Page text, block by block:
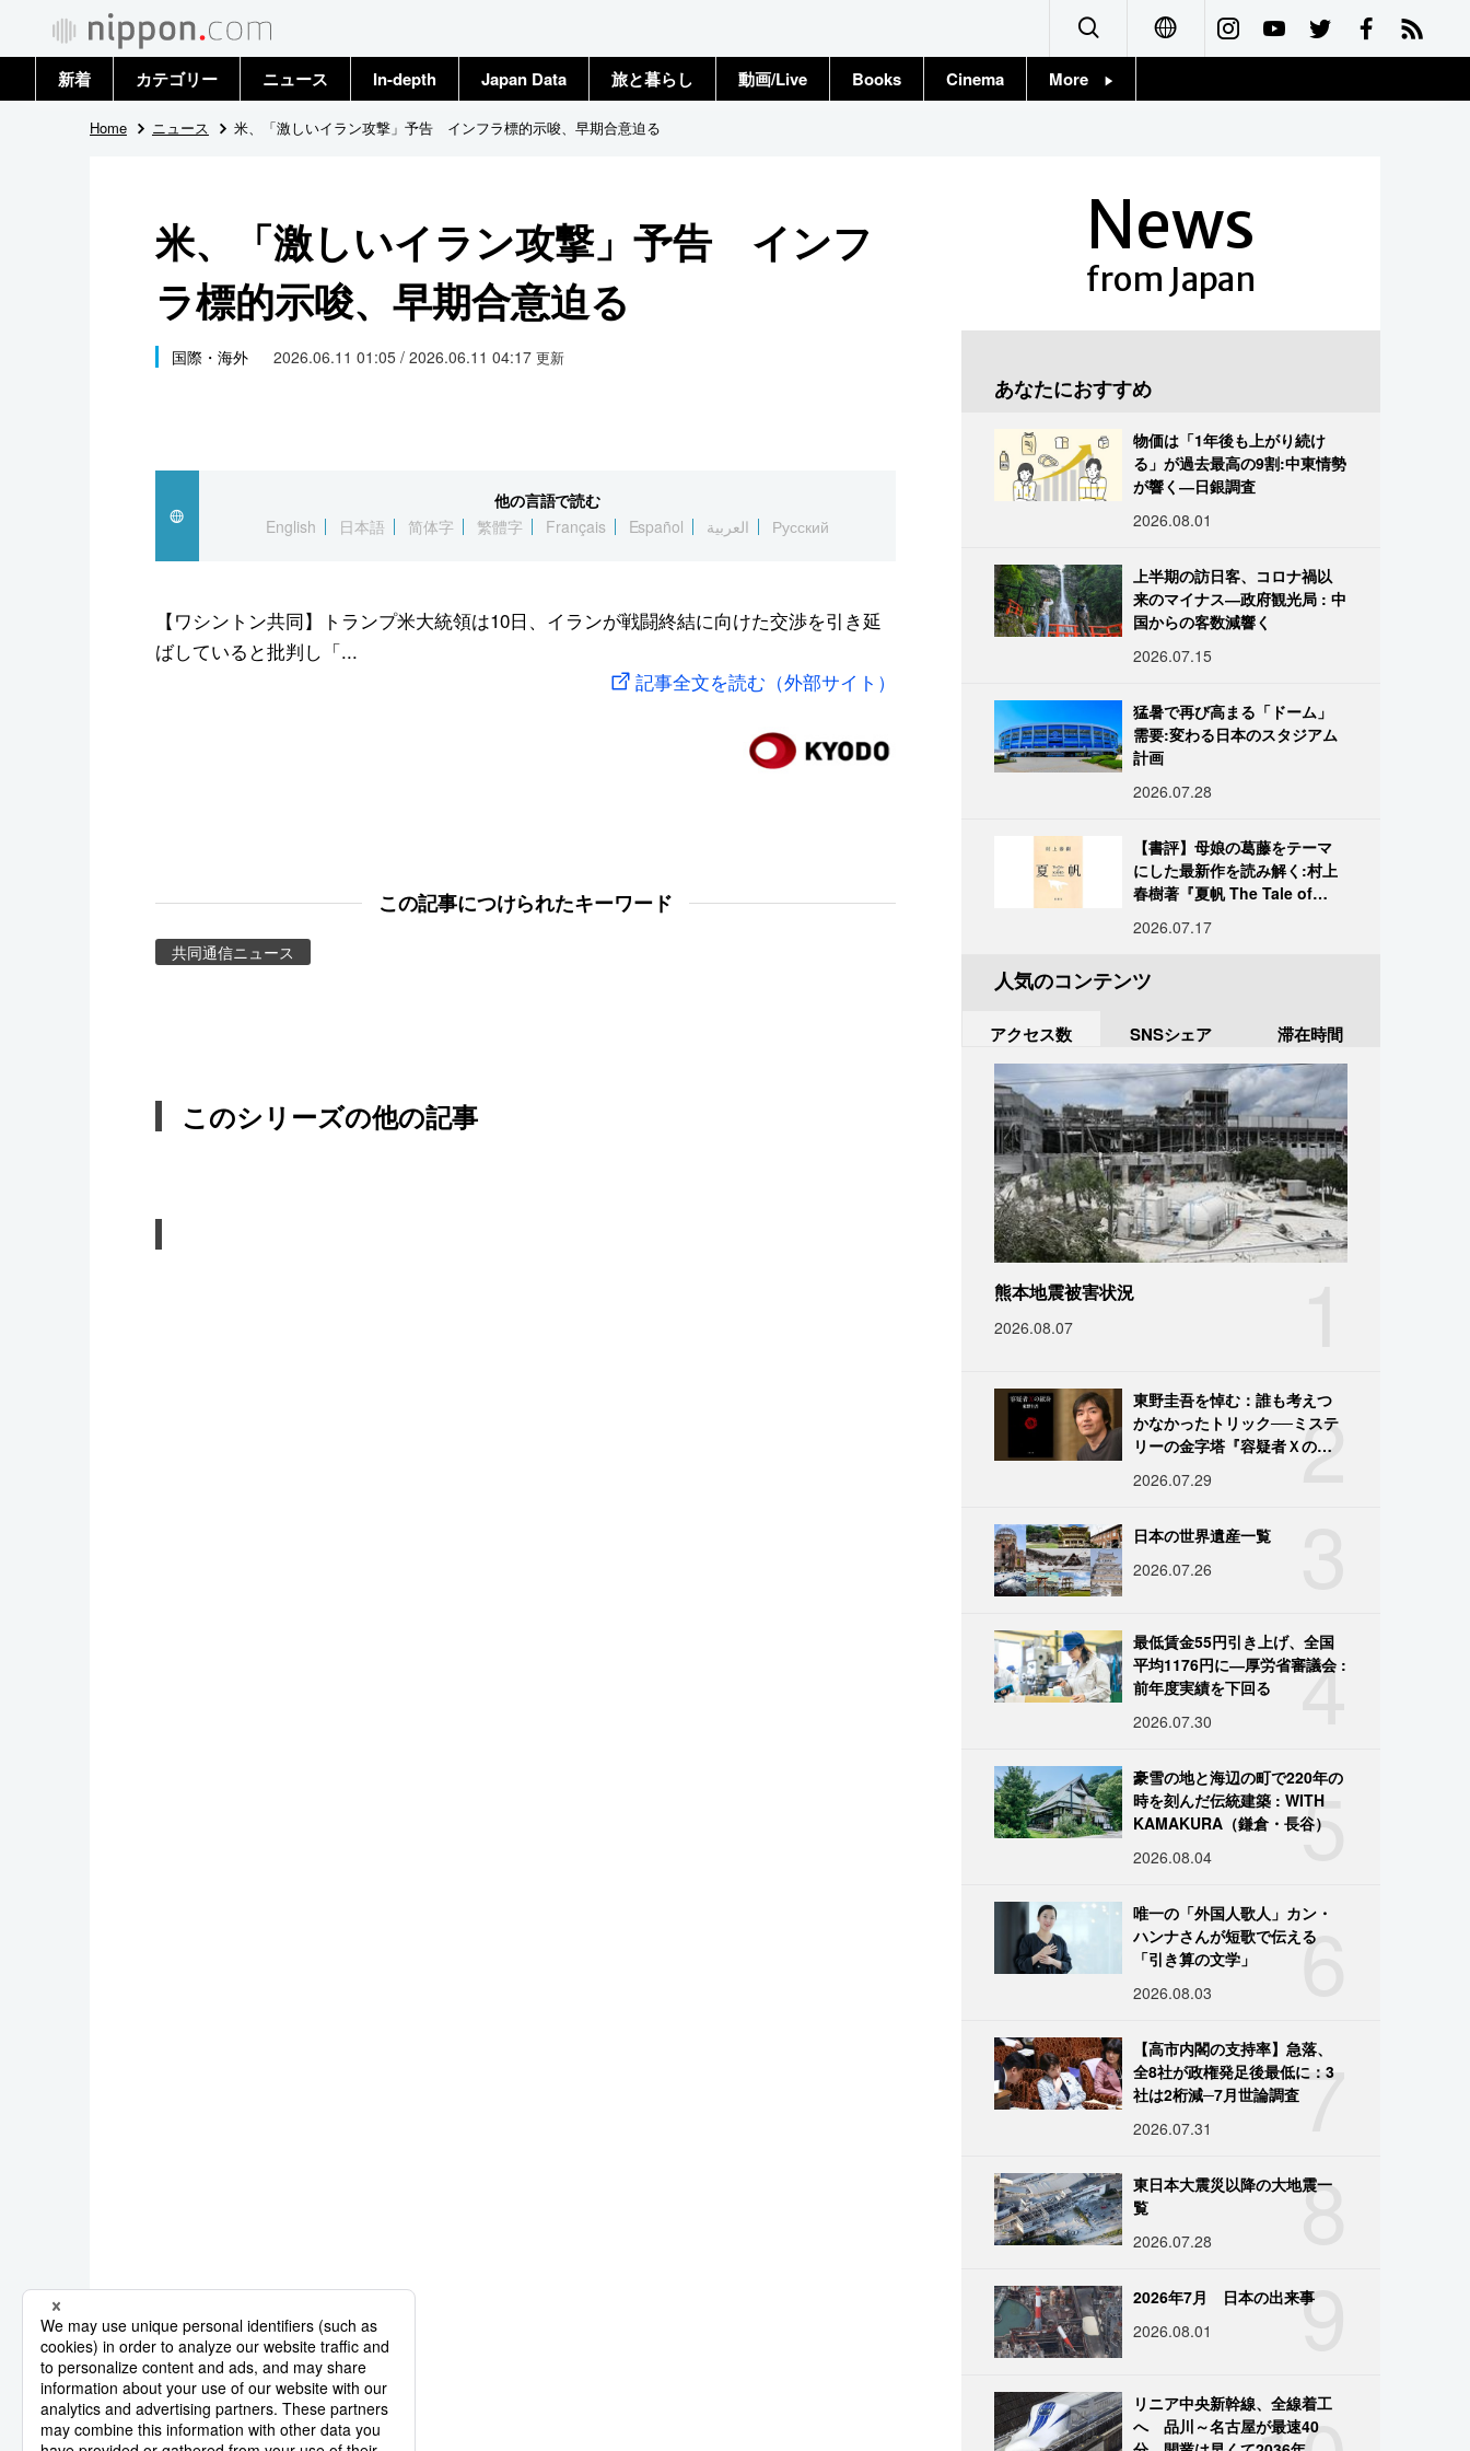
Français
新着 カテゴリー
政治・外交
国際
社会
文化
スポーツ・東京2020
ニュース
トップ
In-depth Japan Data 旅と暮らし 動画/Live Books Cinema More
Home ニュース 米、「激しいイラン攻撃」予告 インフラ標的示唆、早期合意迫る
米、「激しいイラン攻撃」予告 インフ
ラ標的示唆、早期合意迫る
国際・海外 2026.06.11 01:05 / 2026.06.11 04:17 更新
他の言語で読む
English
日本語 简体字 繁體字 Français Español العربية Русский
【ワシントン共同】トランプ米大統領は10日、イランが戦闘終結に向けた交渉を引き延
ばしていると批判し「...
記事全文を読む（外部サイト）
この記事につけられたキーワード
共同通信ニュース
このシリーズの他の記事
News
from Japan
あなたにおすすめ
物価は「1年後も上がり続け
る」が過去最高の9割:中東情勢
が響く―日銀調査
2026.08.01
上半期の訪日客、コロナ禍以
来のマイナス―政府観光局 : 中
国からの客数減響く
2026.07.15
猛暑で再び高まる「ドーム」
需要:変わる日本のスタジアム
計画
2026.07.28
【書評】母娘の葛藤をテーマ
にした最新作を読み解く:村上
春樹著『夏帆 The Tale of
2026.07.17
人気のコンテンツ
アクセス数 SNSシェア 滞在時間
熊本地震被害状況
2026.08.07
2
東野圭吾を悼む：誰も考えつ
かなかったトリック──ミステ
リーの金字塔『容疑者Ｘの献
2026.07.29
日本の世界遺産一覧
2026.07.26
4
最低賃金55円引き上げ、全国
平均1176円に―厚労省審議会 :
前年度実績を下回る
2026.07.30
5
豪雪の地と海辺の町で220年の
時を刻んだ伝統建築 : WITH
KAMAKURA（鎌倉・長谷）
2026.08.04
6
唯一の「外国人歌人」カン・
ハンナさんが短歌で伝える
「引き算の文学」
2026.08.03
7
【高市内閣の支持率】急落、
全8社が政権発足後最低に：3
社は2桁減─7月世論調査
2026.07.31
8
東日本大震災以降の大地震一
覧
2026.07.28
9
2026年7月 日本の出来事
2026.08.01
リニア中央新幹線、全線着工
へ 品川～名古屋が最速40